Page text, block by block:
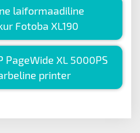
laiformaadiline
Fotoba XL190
PageWide XL 5000PS
printer